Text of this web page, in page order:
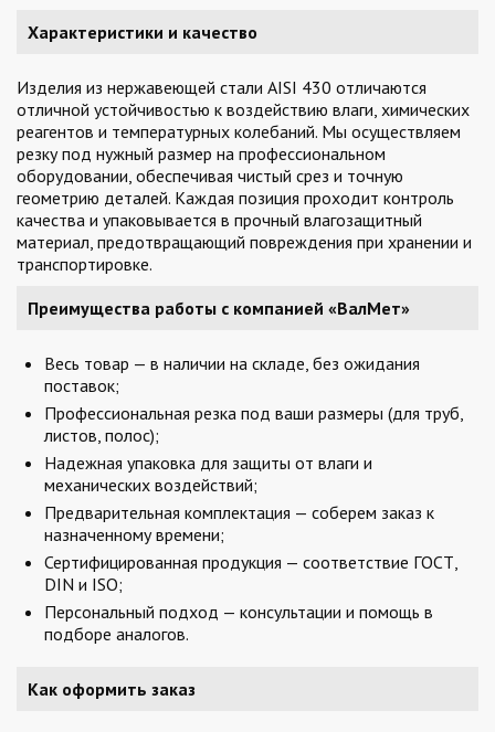
Характеристики и качество
Изделия из нержавеющей стали AISI 430 отличаются
отличной устойчивостью к воздействию влаги, химических
реагентов и температурных колебаний. Мы осуществляем
резку под нужный размер на профессиональном
оборудовании, обеспечивая чистый срез и точную
геометрию деталей. Каждая позиция проходит контроль
качества и упаковывается в прочный влагозащитный
материал, предотвращающий повреждения при хранении и
транспортировке.
Преимущества работы с компанией «ВалМет»
Весь товар — в наличии на складе, без ожидания
поставок;
Профессиональная резка под ваши размеры (для труб,
листов, полос);
Надежная упаковка для защиты от влаги и
механических воздействий;
Предварительная комплектация — соберем заказ к
назначенному времени;
Сертифицированная продукция — соответствие ГОСТ,
DIN и ISO;
Персональный подход — консультации и помощь в
подборе аналогов.
Как оформить заказ